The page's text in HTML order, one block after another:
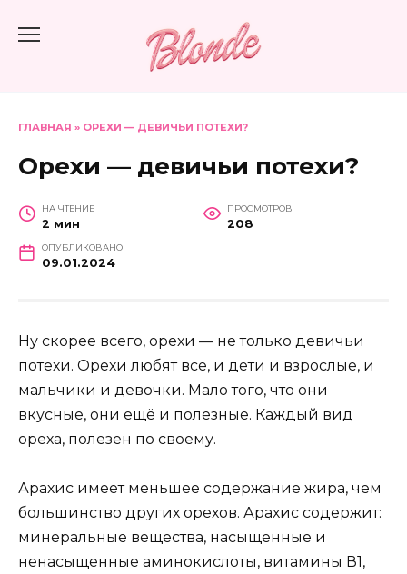
ГЛАВНАЯ » ОРЕХИ — ДЕВИЧЬИ ПОТЕХИ?
Орехи — девичьи потехи?
НА ЧТЕНИЕ
2 мин
ПРОСМОТРОВ
208
ОПУБЛИКОВАНО
09.01.2024
Ну скорее всего, орехи — не только девичьи
потехи. Орехи любят все, и дети и взрослые, и
мальчики и девочки. Мало того, что они
вкусные, они ещё и полезные. Каждый вид
ореха, полезен по своему.
Арахис имеет меньшее содержание жира, чем
большинство других орехов. Арахис содержит:
минеральные вещества, насыщенные и
ненасыщенные аминокислоты, витамины В1,